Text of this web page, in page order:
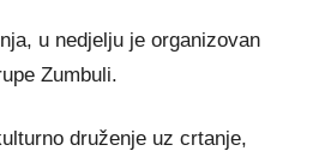
u nedjelju je organizovan
Zumbuli.
druženje uz crtanje,